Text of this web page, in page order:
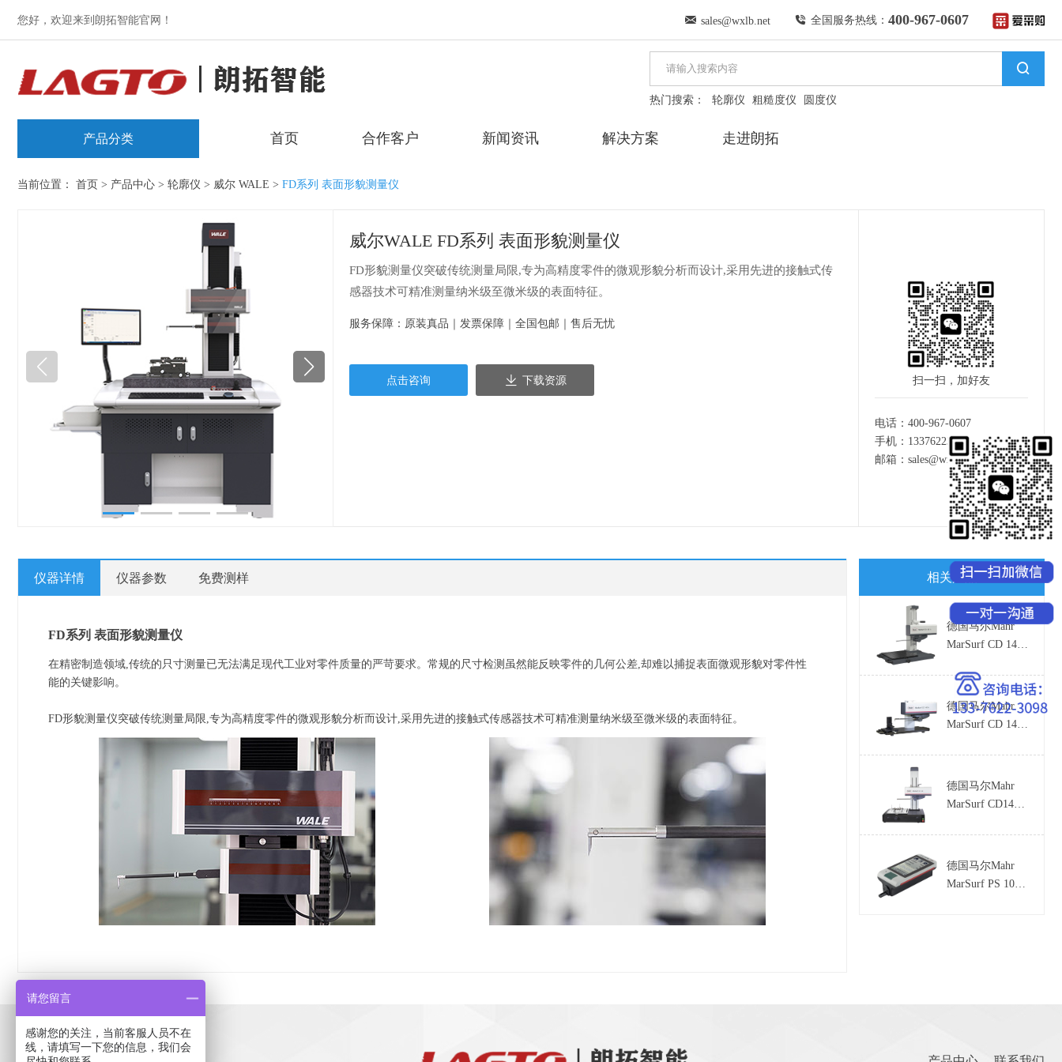
您好，欢迎来到朗拓智能官网！ sales@wxlb.net 全国服务热线： 400-967-0607
热门搜索： 轮廓仪 粗糙度仪 圆度仪
产品分类 首页 合作客户 新闻资讯 解决方案 走进朗拓
当前位置： 首页 > 产品中心 > 轮廓仪 > 威尔 WALE > FD系列 表面形貌测量仪
威尔WALE FD系列 表面形貌测量仪
FD形貌测量仪突破传统测量局限,专为高精度零件的微观形貌分析而设计,采用先进的接触式传
感器技术可精准测量纳米级至微米级的表面特征。
服务保障：原装真品｜发票保障｜全国包邮｜售后无忧
点击咨询 下载资源 扫一扫，加好友
电话：400-967-0607
手机：13376223098
邮箱： sales@wxlb.net
仪器详情 仪器参数 免费测样
FD系列 表面形貌测量仪
在精密制造领域,传统的只寸测量已无法满足现代工业对零件质量的严苛要求。常规的尺寸检测虽然能反映零件的几何公差,却难以捕捉表面微观形貌对零件性
能的关键影响。
FD形貌测量仪突破传统测量局限,专为高精度零件的微观形貌分析而设计,采用先进的接触式传感器技术可精准测量纳米级至微米级的表面特征。
相关产品
德国马尔Mahr
MarSurf CD 140
德国马尔Mahr
MarSurf CD 140
德国马尔Mahr
MarSurf CD140
德国马尔Mahr
MarSurf PS 10便
400-967-0607
请您留言
感谢您的关注，当前客服人员不在
线，请填写一下您的信息，我们会